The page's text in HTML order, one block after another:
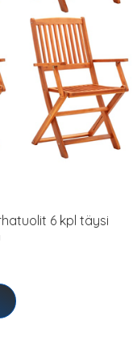
6 kpl täysi